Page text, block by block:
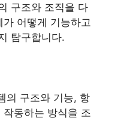
구조와 조직을 다
어떻게 기능하고
탐구합니다.
의 구조와 기능, 항
동하는 방식을 조